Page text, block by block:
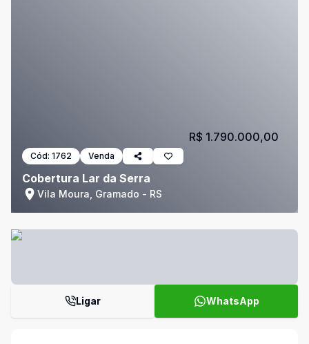
Cód: 1762 Venda
Cobertura Lar da Serra
Vila Moura, Gramado - RS
R$ 1.790.000,00
Ligar WhatsApp